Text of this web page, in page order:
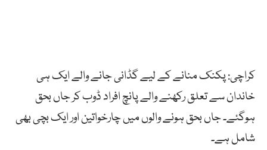
کراچی: پکنک منانے کے لیے گڈانی جانے والے ایک ہی
خاندان سے تعلق رکھنے والے پانچ افراد ڈوب کر جاں بحق
ہوگئے۔ جاں بحق ہونے والوں میں چارخواتین اور ایک بچی بھی
شامل ہے۔